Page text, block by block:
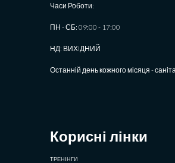
Часи Роботи:
ПН - СБ: 09:00 - 17:00
НД: ВИХIДНИЙ
Останній день кожного місяця -
Корисні лінки
ТРЕНІНГИ